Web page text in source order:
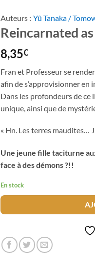
Auteurs : Yû Tanaka /
Reincarnated
8,35€
Fran et Professeur se
afin de s’approvisionner
Dans les profondeurs de
unique, ainsi que de
« Hn. Les terres maudites…
Une jeune fille taciturne
face à des démons ?!!
En stock